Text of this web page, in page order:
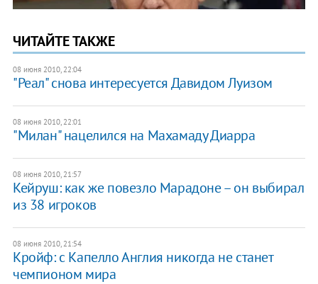
ЧИТАЙТЕ ТАКЖЕ
08 июня 2010, 22:04
"Реал" снова интересуется Давидом Луизом
08 июня 2010, 22:01
"Милан" нацелился на Махамаду Диарра
08 июня 2010, 21:57
Кейруш: как же повезло Марадоне – он выбирал
из 38 игроков
08 июня 2010, 21:54
Кройф: с Капелло Англия никогда не станет
чемпионом мира